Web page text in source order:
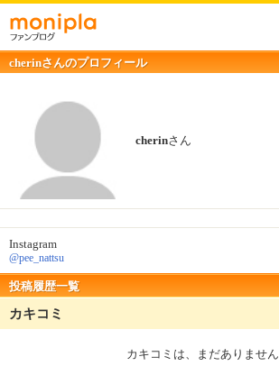
cherinさんのプロフィール
cherinさん
Instagram
@pee_nattsu
投稿履歴一覧
カキコミ
カキコミは、まだありません